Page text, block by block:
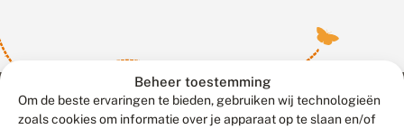
Beheer toestemming
Om de beste ervaringen te bieden, gebruiken wij technologieën
zoals cookies om informatie over je apparaat op te slaan en/of